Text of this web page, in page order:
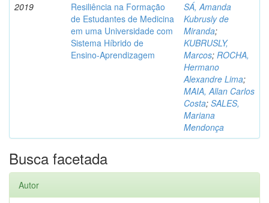
2019
Resiliência na Formação
de Estudantes de Medicina
em uma Universidade com
Sistema Híbrido de
Ensino-Aprendizagem
SÁ, Amanda
Kubrusly de
Miranda;
KUBRUSLY,
Marcos; ROCHA,
Hermano
Alexandre Lima;
MAIA, Allan Carlos
Costa; SALES,
Mariana
Mendonça
Busca facetada
Autor